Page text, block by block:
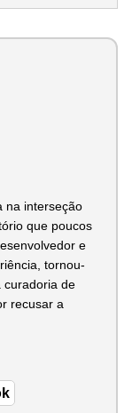
na interseção
que poucos
e
tornou-
curadoria de
recusar a